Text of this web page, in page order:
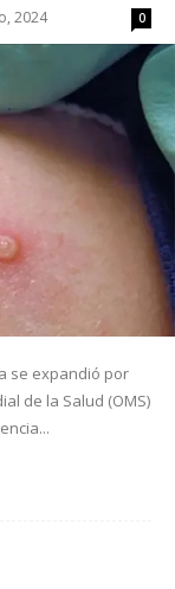
2024 0
se expandió por
de la Salud (OMS)